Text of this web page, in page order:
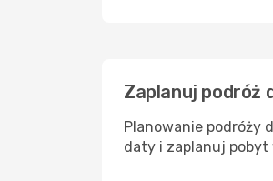
Zaplanuj podróż
Planowanie podróży
daty i zaplanuj pobyt